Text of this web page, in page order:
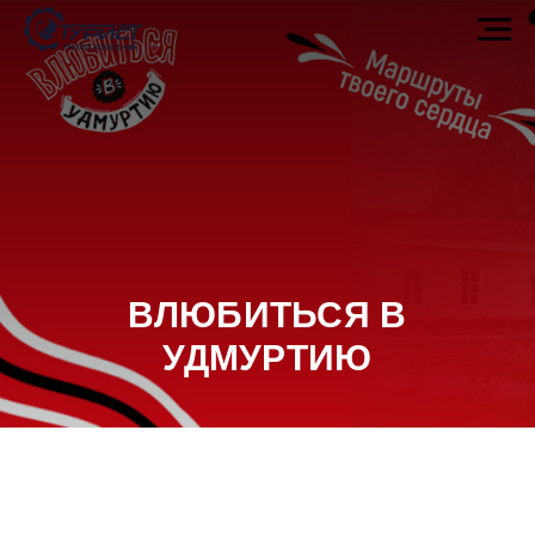
ВЛЮБИТЬСЯ В
УДМУРТИЮ